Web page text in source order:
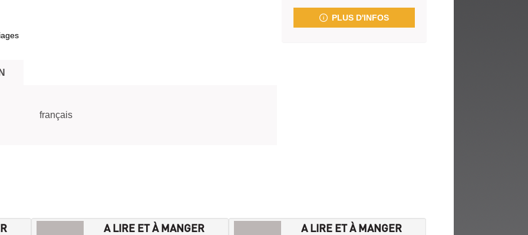
français
PLUS D'INFOS
A LIRE ET À MANGER
A LIRE ET À MANGER